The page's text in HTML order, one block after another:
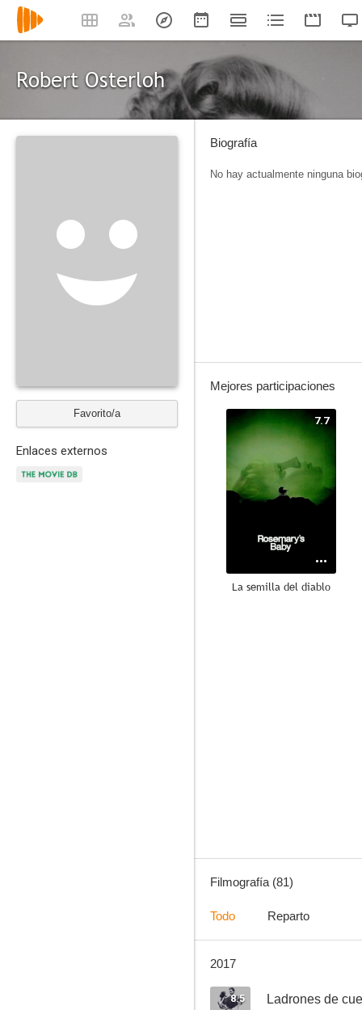
Robert Osterloh
Favorito/a
Enlaces externos
Biografía
No hay actualmente ninguna
Mejores participaciones
7.7
La semilla del diablo
Filmografía (81)
Todo Reparto
2017
8.5 Ladrones de